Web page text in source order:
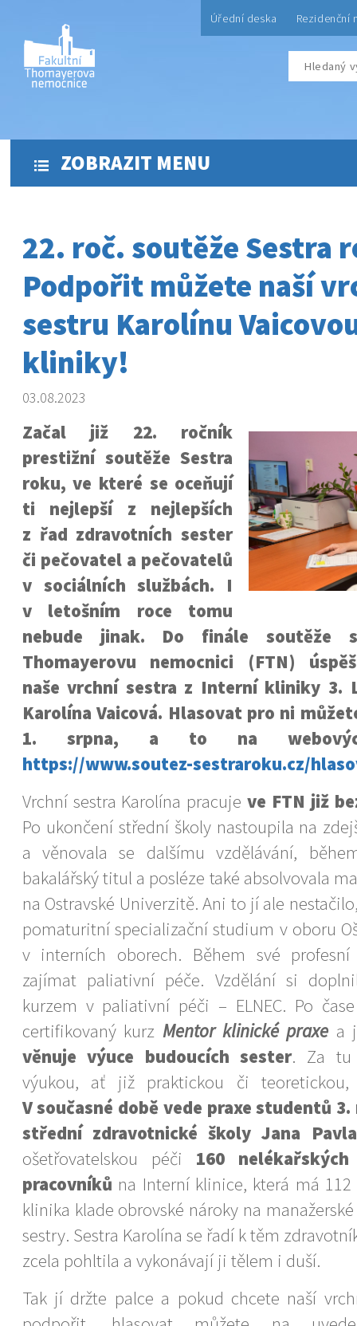
Úřední deska Rezidenční
ZOBRAZIT MENU
22. roč. soutěže Sestra
Podpořit můžete naší
sestru Karolínu
kliniky!
03.08.2023
Začal již 22. ročník
prestižní soutěže Sestra
roku, ve které se oceňují
ti nejlepší z nejlepších
z řad zdravotních sester
či pečovatel a pečovatelů
v sociálních službách. I
v letošním roce tomu
nebude jinak. Do finále soutěže
Thomayerovu nemocnici (FTN)
naše vrchní sestra z Interní kliniky 3.
Karolína Vaicová. Hlasovat pro ni
1. srpna, a to na
https://www.soutez-sestraroku.cz/
Vrchní sestra Karolína pracujeve FTN již
Po ukončení střední školy nastoupila na
a věnovala se dalšímu vzdělávání,
bakalářský titul a posléze také absolvovala
na Ostravské Univerzitě. Ani to jí ale
pomaturitní specializační studium v oboru
v interních oborech. Během své
zajímat paliativní péče. Vzdělání si
kurzem v paliativní péči – ELNEC. Po
certifikovaný kurz Mentor klinické praxe a
věnuje výuce budoucích sester. Za tu
výukou, ať již praktickou či teoretickou,
V současné době vede praxe studentů
střední zdravotnické školy Jana
ošetřovatelskou péči 160
pracovníků na Interní klinice, která má 112
klinika klade obrovské nároky na
sestry. Sestra Karolína se řadí k těm
zcela pohltila a vykonávají ji tělem i duší.
Tak jí držte palce a pokud chcete naší